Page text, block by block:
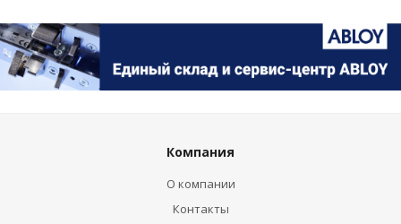
Компания
О компании
Контакты